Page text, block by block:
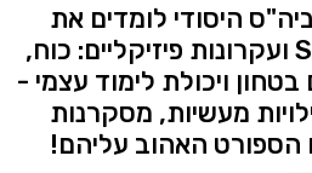
היסודי לומדים את
מקצועות ה-STEAM ועקרונות פיזיקליים: כוח,
ויכולת לימוד עצמי -
מעשיות, מסקרנות
הספורט האהוב עליהם!